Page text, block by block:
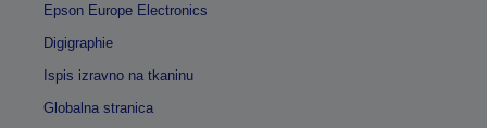
Epson Europe Electronics
Digigraphie
Ispis izravno na tkaninu
Globalna stranica